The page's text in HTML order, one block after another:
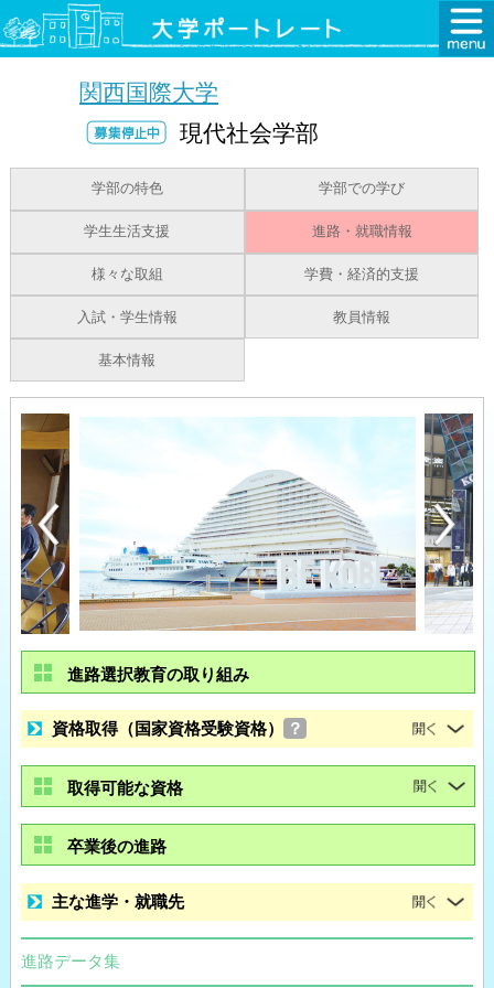
関西国際大学
現代社会学部
学部の特色 学部での学び
学生生活支援 進路・就職情報
様々な取組 学費・経済的支援
入試・学生情報 教員情報
基本情報
進路選択教育の取り組み
資格取得（国家資格受験資格） ？
取得可能な資格
卒業後の進路
主な進学・就職先
進路データ集